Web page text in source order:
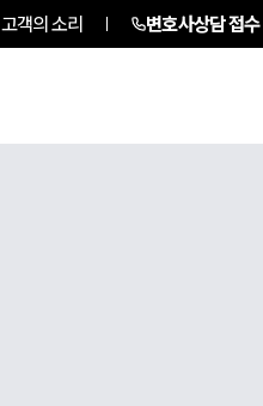
고객의 소리 변호사상담 접수